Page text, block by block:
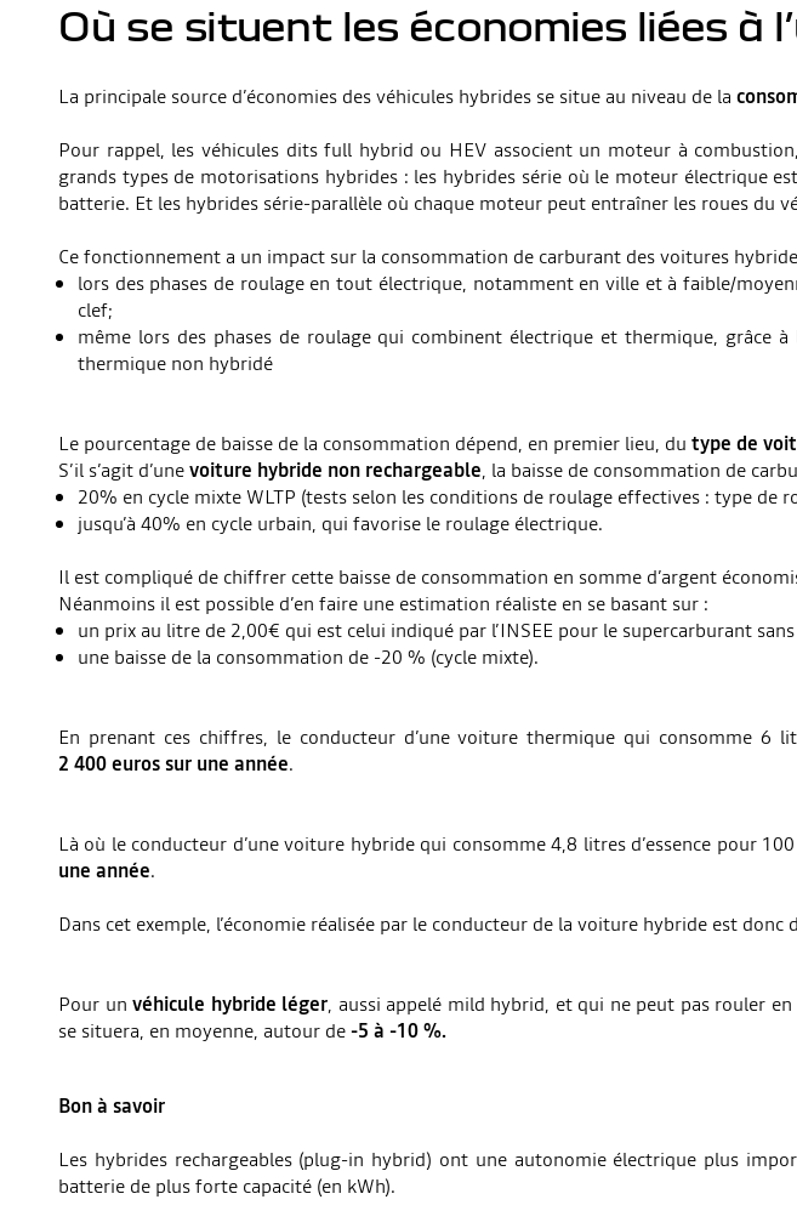
Où se situent les économies liées à
La principale source d’économies des véhicules hybrides se situe au niveau de la
Pour rappel, les véhicules dits full hybrid ou HEV associent un moteur à
grands types de motorisations hybrides : les hybrides série où le moteur électrique
batterie. Et les hybrides série-parallèle où chaque moteur peut entraîner les roues du
Ce fonctionnement a un impact sur la consommation de carburant des voitures
lors des phases de roulage en tout électrique, notamment en ville et à faible/
clef;
même lors des phases de roulage qui combinent électrique et thermique, grâce
thermique non hybridé
Le pourcentage de baisse de la consommation dépend, en premier lieu, du type de
S’il s’agit d’unevoiture hybride non rechargeable, la baisse de consommation de
20% en cycle mixte WLTP (tests selon les conditions de roulage effectives : type
jusqu’à 40% en cycle urbain, qui favorise le roulage électrique.
Il est compliqué de chiffrer cette baisse de consommation en somme d’argent
Néanmoins il est possible d’en faire une estimation réaliste en se basant sur :
un prix au litre de 2,00€ qui est celui indiqué par l’INSEE pour le supercarburant
une baisse de la consommation de -20 % (cycle mixte).
En prenant ces chiffres, le conducteur d’une voiture thermique qui consomme 6
2 400 euros sur une année.
Là où le conducteur d’une voiture hybride qui consomme 4,8 litres d’essence pour
une année.
Dans cet exemple, l’économie réalisée par le conducteur de la voiture hybride est donc
Pour unvéhicule hybride léger, aussi appelé mild hybrid, et qui ne peut pas rouler
se situera, en moyenne, autour de-5 à -10 %.
Bon à savoir
Les hybrides rechargeables (plug-in hybrid) ont une autonomie électrique plus
batterie de plus forte capacité (en kWh).